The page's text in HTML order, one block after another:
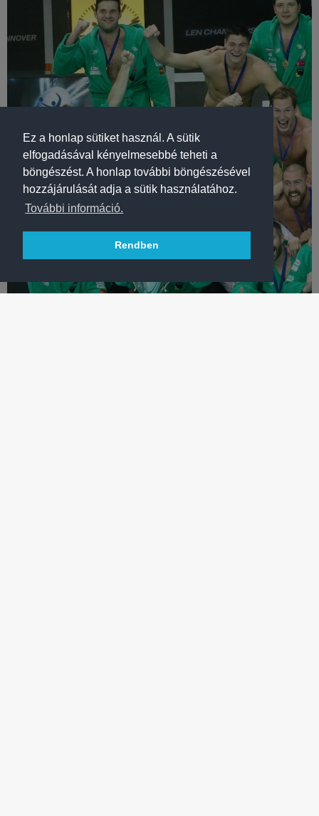
Ez a honlap sütiket használ. A sütik
elfogadásával kényelmesebbé teheti a
böngészést. A honlap további böngészésével
hozzájárulását adja a sütik használatához.
További információ.
Rendben